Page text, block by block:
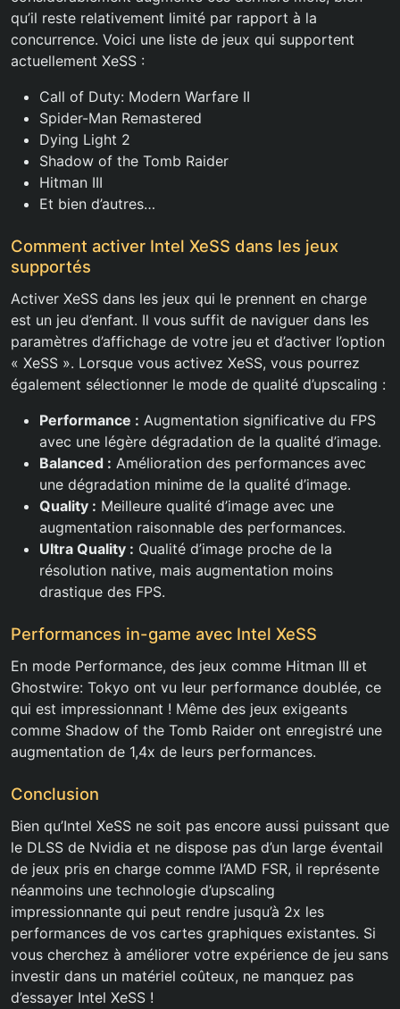
qu’il reste relativement limité par rapport à la
concurrence. Voici une liste de jeux qui supportent
actuellement XeSS :
Call of Duty: Modern Warfare II
Spider-Man Remastered
Dying Light 2
Shadow of the Tomb Raider
Hitman III
Et bien d’autres…
Comment activer Intel XeSS dans les jeux
supportés
Activer XeSS dans les jeux qui le prennent en charge
est un jeu d’enfant. Il vous suffit de naviguer dans les
paramètres d’affichage de votre jeu et d’activer l’option
« XeSS ». Lorsque vous activez XeSS, vous pourrez
également sélectionner le mode de qualité d’upscaling :
Performance : Augmentation significative du FPS
avec une légère dégradation de la qualité d’image.
Balanced : Amélioration des performances avec
une dégradation minime de la qualité d’image.
Quality : Meilleure qualité d’image avec une
augmentation raisonnable des performances.
Ultra Quality : Qualité d’image proche de la
résolution native, mais augmentation moins
drastique des FPS.
Performances in-game avec Intel XeSS
En mode Performance, des jeux comme Hitman III et
Ghostwire: Tokyo ont vu leur performance doublée, ce
qui est impressionnant ! Même des jeux exigeants
comme Shadow of the Tomb Raider ont enregistré une
augmentation de 1,4x de leurs performances.
Conclusion
Bien qu’Intel XeSS ne soit pas encore aussi puissant que
le DLSS de Nvidia et ne dispose pas d’un large éventail
de jeux pris en charge comme l’AMD FSR, il représente
néanmoins une technologie d’upscaling
impressionnante qui peut rendre jusqu’à 2x les
performances de vos cartes graphiques existantes. Si
vous cherchez à améliorer votre expérience de jeu sans
investir dans un matériel coûteux, ne manquez pas
d’essayer Intel XeSS !